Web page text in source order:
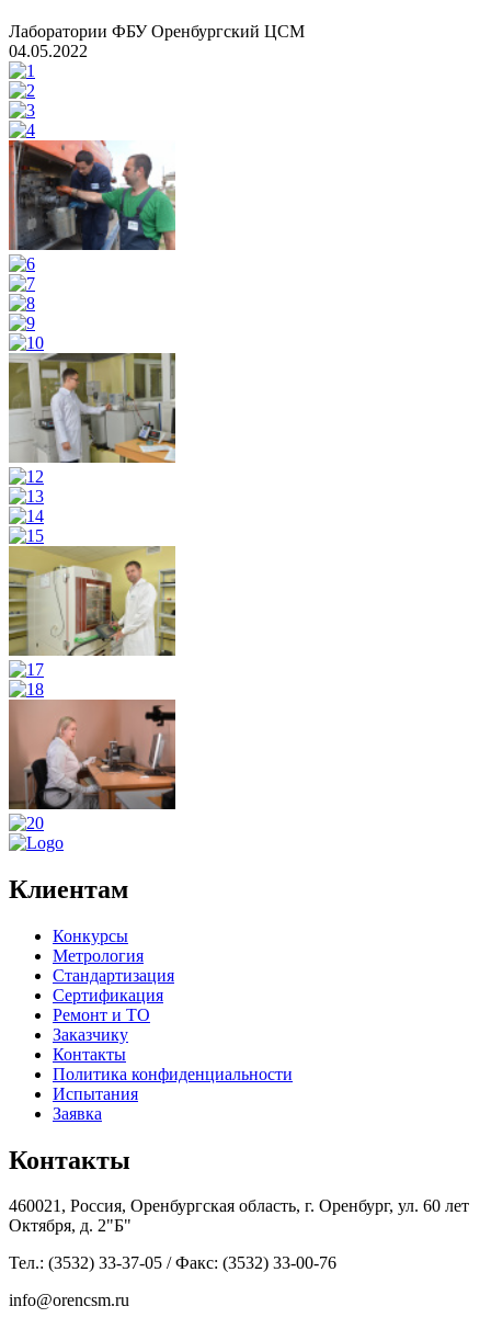
Лаборатории ФБУ Оренбургский ЦСМ
04.05.2022
Клиентам
Конкурсы
Метрология
Стандартизация
Сертификация
Ремонт и ТО
Заказчику
Контакты
Политика конфиденциальности
Испытания
Заявка
Контакты
460021, Россия, Оренбургская область, г. Оренбург, ул. 60 лет
Октября, д. 2"Б"
Тел.: (3532) 33-37-05 / Факс: (3532) 33-00-76
info@orencsm.ru